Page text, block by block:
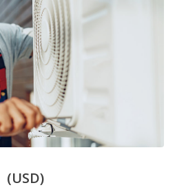
(USD)